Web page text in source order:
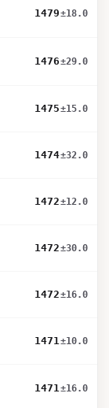
1479±18.0
1476±29.0
1475±15.0
1474±32.0
1472±12.0
1472±30.0
1472±16.0
1471±10.0
1471±16.0